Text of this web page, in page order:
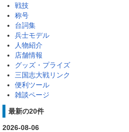
戦技
称号
台詞集
兵士モデル
人物紹介
店舗情報
グッズ・プライズ
三国志大戦リンク
便利ツール
雑談ページ
最新の20件
2026-08-06